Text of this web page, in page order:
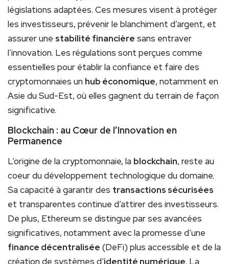
législations adaptées. Ces mesures visent à protéger
les investisseurs, prévenir le blanchiment d’argent, et
assurer une stabilité financière sans entraver
l’innovation. Les régulations sont perçues comme
essentielles pour établir la confiance et faire des
cryptomonnaies un hub économique, notamment en
Asie du Sud-Est, où elles gagnent du terrain de façon
significative.
Blockchain : au Cœur de l’Innovation en
Permanence
L’origine de la cryptomonnaie, la blockchain, reste au
coeur du développement technologique du domaine.
Sa capacité à garantir des transactions sécurisées
et transparentes continue d’attirer des investisseurs.
De plus, Ethereum se distingue par ses avancées
significatives, notamment avec la promesse d’une
finance décentralisée (DeFi) plus accessible et de la
création de systèmes d’identité numérique. La